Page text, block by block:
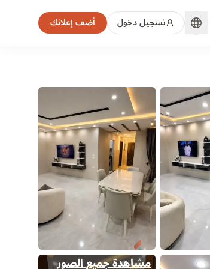
تسجيل دخول أضف إعلانك
مشاهدة جميع الصور